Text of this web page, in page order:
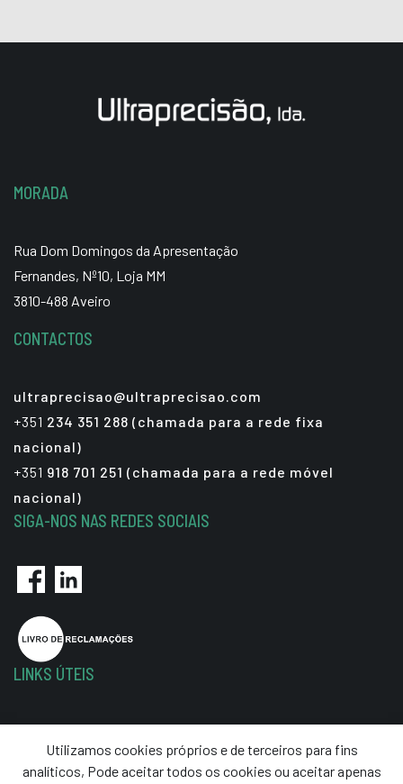
MORADA
Rua Dom Domingos da Apresentação
Fernandes, Nº10, Loja MM
3810-488 Aveiro
CONTACTOS
ultraprecisao@ultraprecisao.com
+351 234 351 288 (chamada para a rede fixa
nacional)
+351 918 701 251 (chamada para a rede móvel
nacional)
SIGA-NOS NAS REDES SOCIAIS
LINKS ÚTEIS
Termos e Condições
Utilizamos cookies próprios e de terceiros para fins
analíticos, Pode aceitar todos os cookies ou aceitar apenas